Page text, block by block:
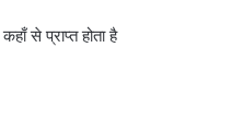
से प्राप्त होता है